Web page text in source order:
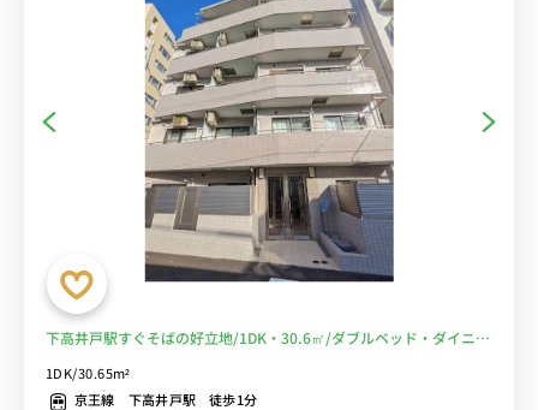
下高井戸駅すぐそばの好立地/1DK・30.6㎡/ダブルベッド・ダイニン
1DK/30.65m²
京王線 下高井戸駅 徒歩1分